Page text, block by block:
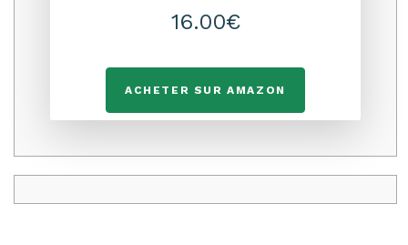
16.00€
ACHETER SUR AMAZON